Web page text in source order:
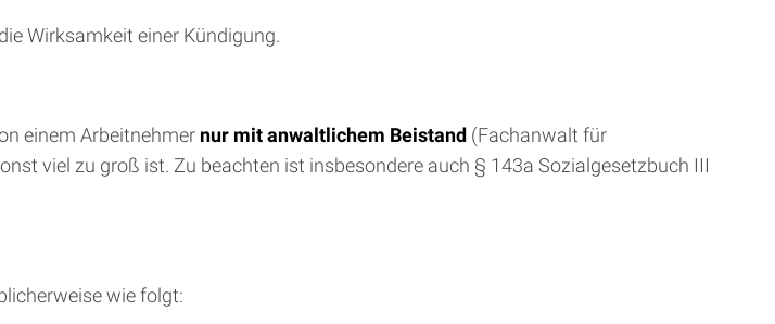
Wirksamkeit einer Kündigung.
einem Arbeitnehmer nur mit anwaltlichem Beistand (Fachanwalt für
viel zu groß ist. Zu beachten ist insbesondere auch § 143a Sozialgesetzbuch III
wie folgt: